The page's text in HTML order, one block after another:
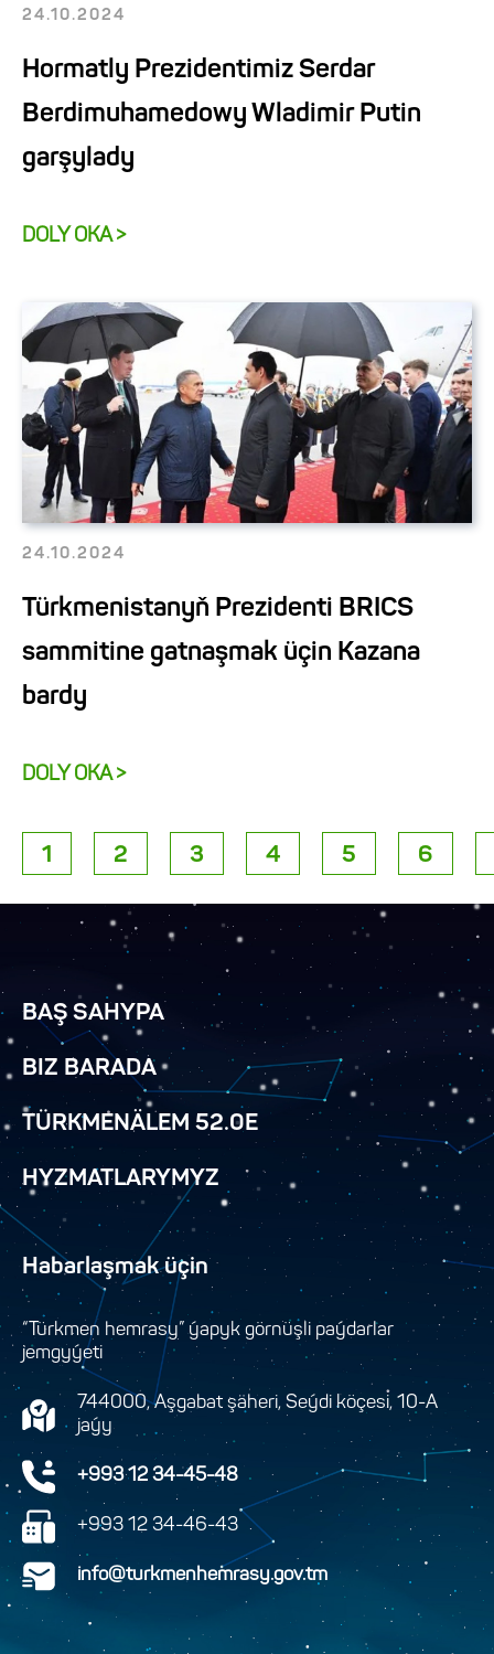
24.10.2024
Hormatly Prezidentimiz Serdar
Berdimuhamedowy Wladimir Putin
garşylady
DOLY OKA >
24.10.2024
Türkmenistanyň Prezidenti BRICS
sammitine gatnaşmak üçin Kazana
bardy
DOLY OKA >
1 2 3 4 5 6
BAŞ SAHYPA
BIZ BARADA
TÜRKMENÄLEM 52.0E
HYZMATLARYMYZ
Habarlaşmak üçin
“Türkmen hemrasy” ýapyk görnüşli paýdarlar
jemgyýeti
744000, Aşgabat şäheri, Seýdi köçesi, 10-A
jaýy
+993 12 34-45-48
+993 12 34-46-43
info@turkmenhemrasy.gov.tm